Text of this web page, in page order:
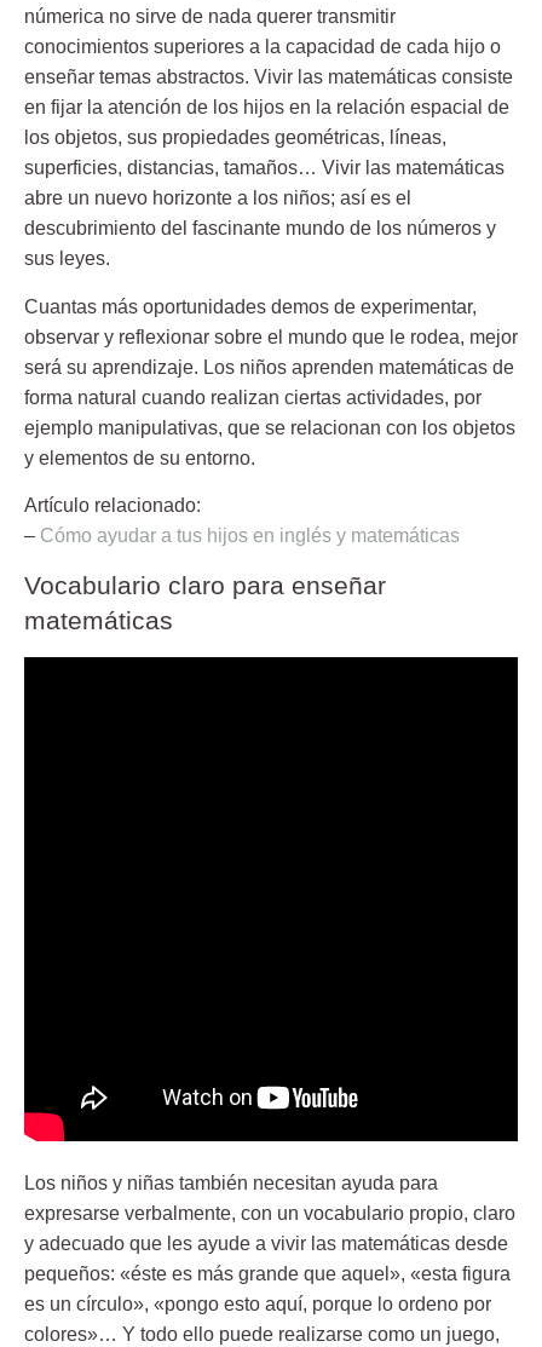
númerica no sirve de nada querer transmitir
conocimientos superiores a la capacidad de cada hijo o
enseñar temas abstractos. Vivir las matemáticas consiste
en fijar la atención de los hijos en la relación espacial de
los objetos, sus propiedades geométricas, líneas,
superficies, distancias, tamaños… Vivir las matemáticas
abre un nuevo horizonte a los niños; así es el
descubrimiento del fascinante mundo de los números y
sus leyes.
Cuantas más oportunidades demos de experimentar,
observar y reflexionar sobre el mundo que le rodea, mejor
será su aprendizaje. Los niños aprenden matemáticas de
forma natural cuando realizan ciertas actividades, por
ejemplo manipulativas, que se relacionan con los objetos
y elementos de su entorno.
Artículo relacionado:
– Cómo ayudar a tus hijos en inglés y matemáticas
Vocabulario claro para enseñar
matemáticas
Los niños y niñas también necesitan ayuda para
expresarse verbalmente, con un vocabulario propio, claro
y adecuado que les ayude a vivir las matemáticas desde
pequeños: «éste es más grande que aquel», «esta figura
es un círculo», «pongo esto aquí, porque lo ordeno por
colores»… Y todo ello puede realizarse como un juego,